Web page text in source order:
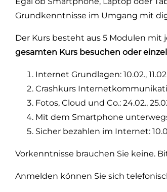
Grundkenntnisse im Umgang mit
Der Kurs besteht aus 5 Modulen mit
gesamten Kurs besuchen oder
Internet Grundlagen: 10.02.,
Crashkurs
Fotos, Cloud und Co.: 24.02.,
Mit dem Smartphone
Sicher bezahlen im Internet:
Vorkenntnisse brauchen Sie keine.
Anmelden können Sie sich